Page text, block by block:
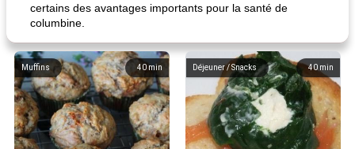
certains des avantages importants pour la santé de
columbine.
40 min
Muffins 40 min
Déjeuner / Snacks